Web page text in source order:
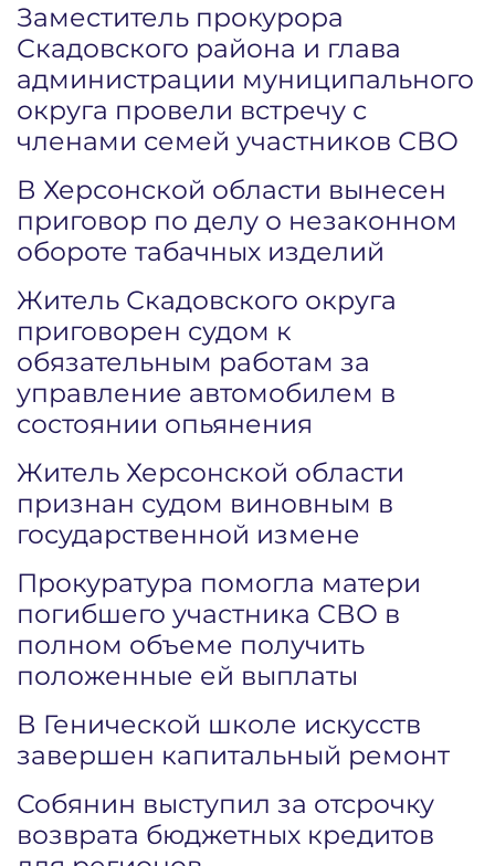
Заместитель прокурора
Скадовского района и глава
администрации муниципального
округа провели встречу с
членами семей участников СВО
В Херсонской области вынесен
приговор по делу о незаконном
обороте табачных изделий
Житель Скадовского округа
приговорен судом к
обязательным работам за
управление автомобилем в
состоянии опьянения
Житель Херсонской области
признан судом виновным в
государственной измене
Прокуратура помогла матери
погибшего участника СВО в
полном объеме получить
положенные ей выплаты
В Генической школе искусств
завершен капитальный ремонт
Собянин выступил за отсрочку
возврата бюджетных кредитов